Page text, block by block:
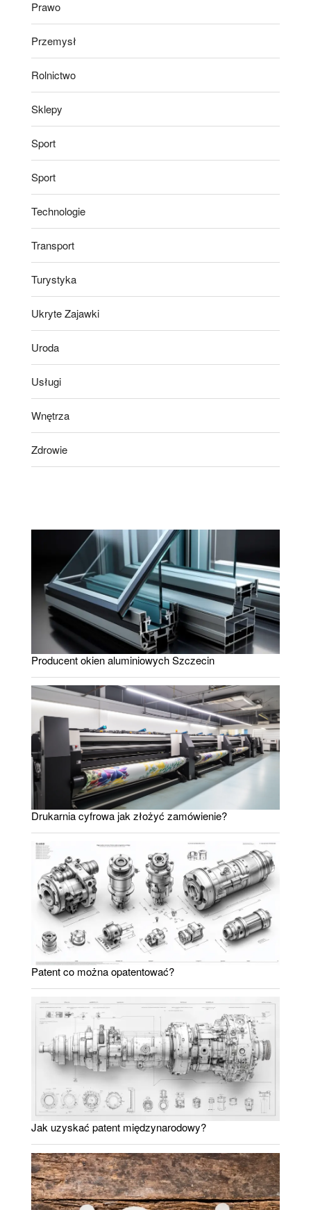
Prawo
Przemysł
Rolnictwo
Sklepy
Sport
Sport
Technologie
Transport
Turystyka
Ukryte Zajawki
Uroda
Usługi
Wnętrza
Zdrowie
Producent okien aluminiowych Szczecin
Drukarnia cyfrowa jak złożyć zamówienie?
Patent co można opatentować?
Jak uzyskać patent międzynarodowy?